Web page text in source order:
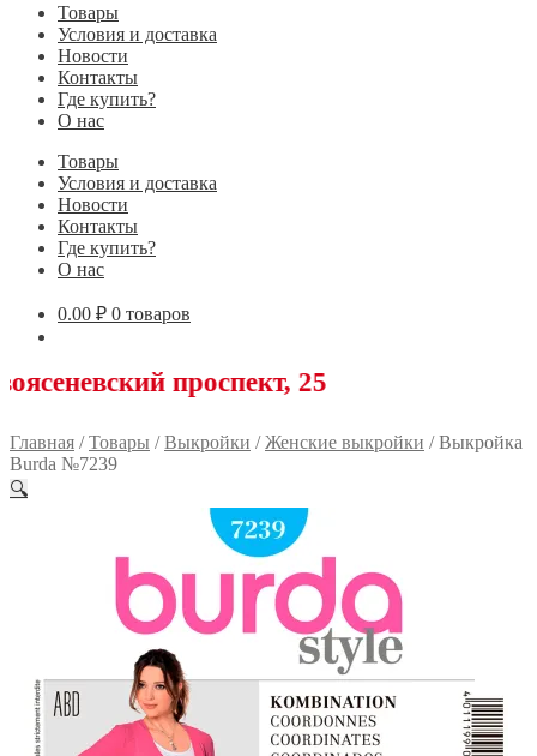
Товары
Условия и доставка
Новости
Контакты
Где купить?
О нас
Товары
Условия и доставка
Новости
Контакты
Где купить?
О нас
0.00 ₽ 0 товаров
проспект, 25
Главная /Товары /Выкройки /Женские выкройки /Выкройка
Burda №7239
🔍